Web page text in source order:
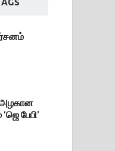
TAGS
அழகான
பேபி’